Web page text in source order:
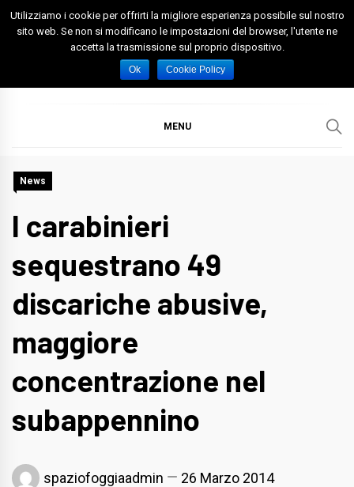
Skip
Spazio Foggia
Foggia News Calcio Eventi e Attività nella Capitanata
MENU
News
I carabinieri
sequestrano 49
discariche abusive,
maggiore
concentrazione nel
subappennino
spaziofoggiaadmin 26 Marzo 2014
Utilizziamo i cookie per offrirti la migliore esperienza possibile sul nostro
sito web. Se non si modificano le impostazioni del browser, l'utente ne
accetta la trasmissione sul proprio dispositivo.
Ok Cookie Policy